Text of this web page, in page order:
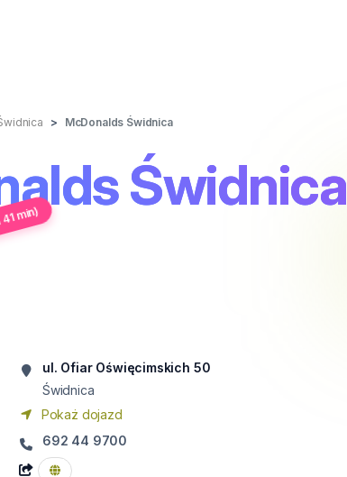
McDonalds Świdnica
Świdnica
min)
ul. Ofiar Oświęcimskich 50
Świdnica
Pokaż dojazd
692 44 9700